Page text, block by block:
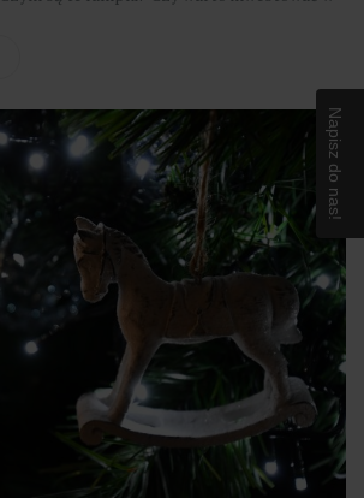
Napisz do nas!